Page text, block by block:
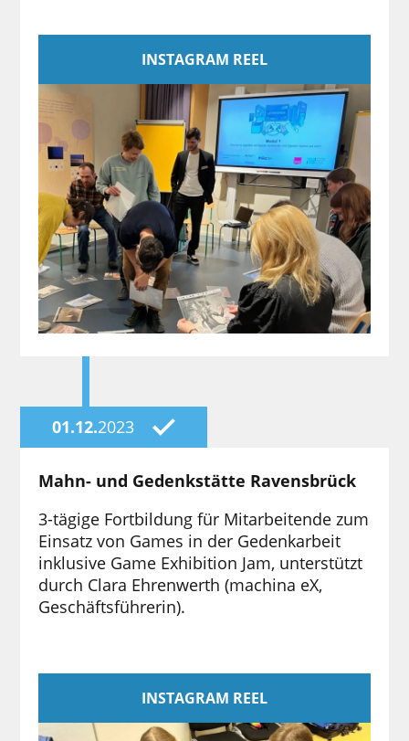
INSTAGRAM REEL
01.12.2023
Mahn- und Gedenkstätte Ravensbrück
3-tägige Fortbildung für Mitarbeitende zum
Einsatz von Games in der Gedenkarbeit
inklusive Game Exhibition Jam, unterstützt
durch Clara Ehrenwerth (machina eX,
Geschäftsführerin).
INSTAGRAM REEL